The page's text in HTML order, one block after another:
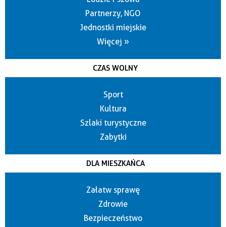
Partnerzy, NGO
Jednostki miejskie
Więcej »
CZAS WOLNY
Sport
Kultura
Szlaki turystyczne
Zabytki
DLA MIESZKAŃCA
Załatw sprawę
Zdrowie
Bezpieczeństwo